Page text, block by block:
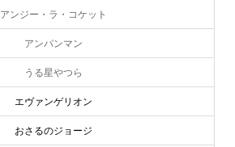
アンジー・ラ・コケット
アンパンマン
うる星やつら
エヴァンゲリオン
おさるのジョージ